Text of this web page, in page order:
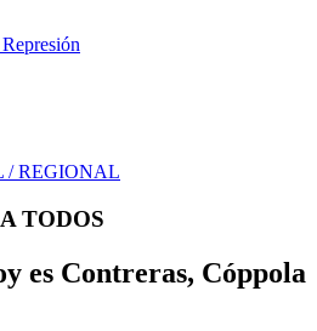
/ REGIONAL
TODOS
es Contreras, Cóppola